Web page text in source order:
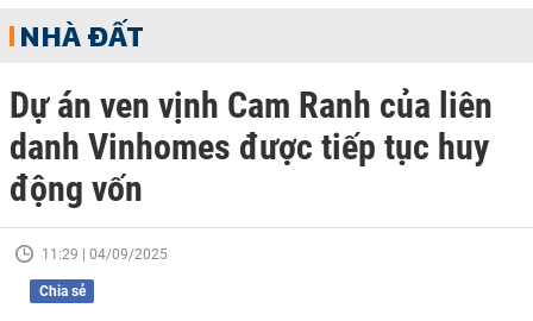
NHÀ ĐẤT
Dự án ven vịnh Cam Ranh của liên
danh Vinhomes được tiếp tục huy
động vốn
11:29 | 04/09/2025
Chia sẻ